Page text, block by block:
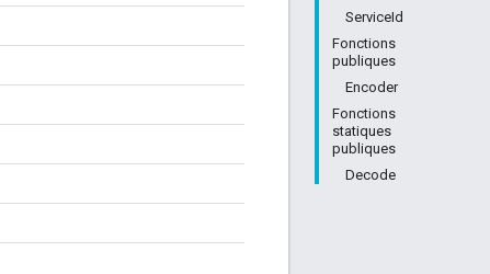
ServiceId
Fonctions
publiques
Encoder
Fonctions
statiques
publiques
Decode